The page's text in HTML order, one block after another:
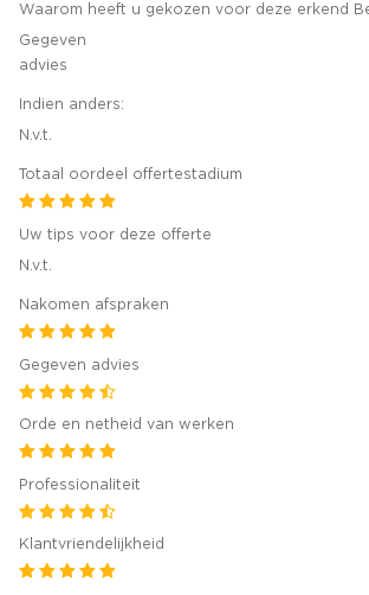
Waarom heeft u gekozen voor deze erkend
Gegeven
advies
Indien anders:
N.v.t.
Totaal oordeel offertestadium
Uw tips voor deze offerte
N.v.t.
Nakomen afspraken
Gegeven advies
Orde en netheid van werken
Professionaliteit
Klantvriendelijkheid